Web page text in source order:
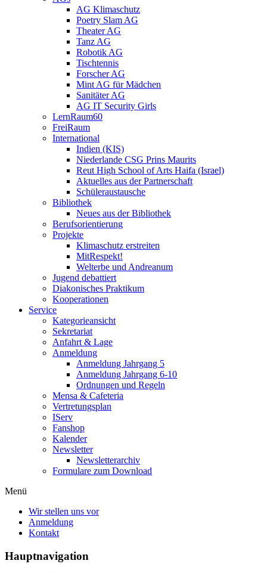
AG Klimaschutz
Poetry Slam AG
Theater AG
Tanz AG
Robotik AG
Tischtennis
Forscher AG
Mint AG für Mädchen
Sanitäter AG
AG IT Security Girls
LernRaum60
FreiRaum
International
Indien (KIS)
Niederlande CSG Prins Maurits
Reut High School of Arts Haifa (Israel)
Aktuelles aus der Partnerschaft
Schüleraustausche
Bibliothek
Neues aus der Bibliothek
Berufsorientierung
Projekte
Klimaschutz erstreiten
MitRespekt!
Welterbe und Andreanum
Jugend debattiert
Diakonisches Praktikum
Kooperationen
Service
Kategorieansicht
Sekretariat
Anfahrt & Lage
Anmeldung
Anmeldung Jahrgang 5
Anmeldung Jahrgang 6-10
Ordnungen und Regeln
Mensa & Cafeteria
Vertretungsplan
IServ
Fanshop
Kalender
Newsletter
Newsletterarchiv
Formulare zum Download
Menü
Wir stellen uns vor
Anmeldung
Kontakt
Hauptnavigation